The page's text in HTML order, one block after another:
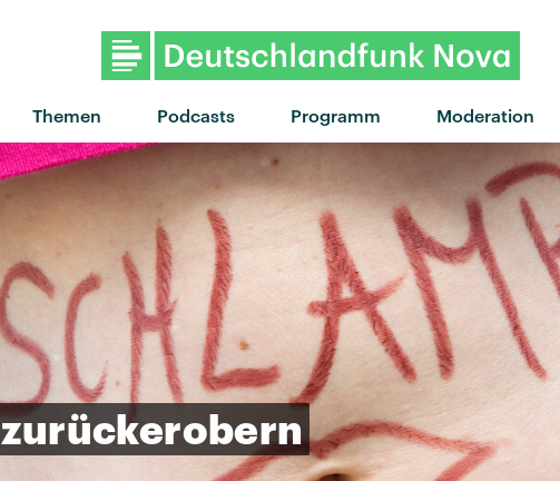
Themen Podcasts Programm Moderation
zurückerobern